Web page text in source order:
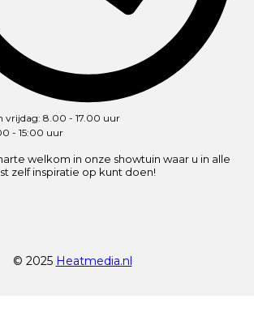
vrijdag: 8.00 - 17.00 uur
- 15:00 uur
welkom in onze showtuin waar u in alle
zelf inspiratie op kunt doen!
© 2025 Heatmedia.nl